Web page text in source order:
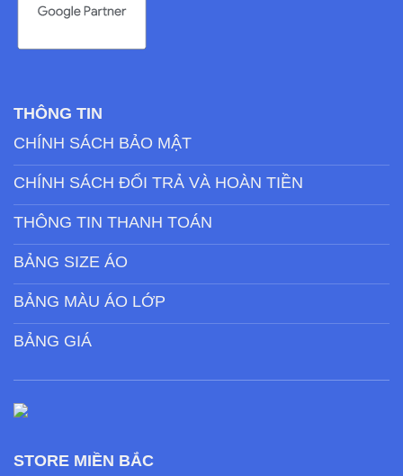
THÔNG TIN
CHÍNH SÁCH BẢO MẬT
CHÍNH SÁCH ĐỔI TRẢ VÀ HOÀN TIỀN
THÔNG TIN THANH TOÁN
BẢNG SIZE ÁO
BẢNG MÀU ÁO LỚP
BẢNG GIÁ
STORE MIỀN BẮC